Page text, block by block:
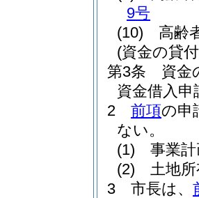
9号
(10)
高齢
(資金の貸
第3条
資金
資金借入
2
前項の申
ない。
(1)
事業
(2)
土地
3
市長は、